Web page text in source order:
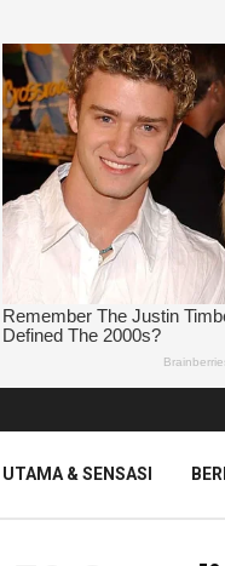
UTAMA & SENSASI